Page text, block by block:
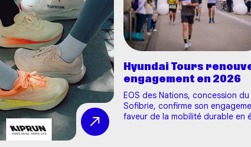
Hyundai Tours
engagement en 2026
EOS des Nations, concession
Sofibrie, confirme son
faveur de la mobilité durable en